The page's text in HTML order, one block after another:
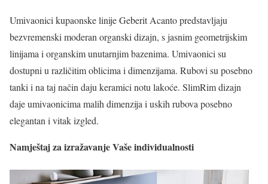
Umivaonici kupaonske linije Geberit Acanto predstavljaju
bezvremenski moderan organski dizajn, s jasnim geometrijskim
linijama i organskim unutarnjim bazenima. Umivaonici su
dostupni u različitim oblicima i dimenzijama. Rubovi su posebno
tanki i na taj način daju keramici notu lakoće. SlimRim dizajn
daje umivaonicima malih dimenzija i uskih rubova posebno
elegantan i vitak izgled.
Namještaj za izražavanje Vaše individualnosti